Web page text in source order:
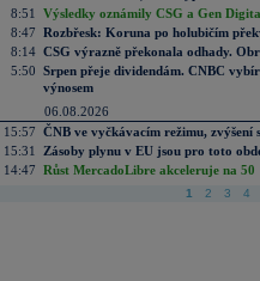
8:51
Výsledky oznámily CSG a Gen
8:47 Rozbřesk: Koruna po holubičím
8:14 CSG výrazně překonala odhady.
5:50 Srpen přeje dividendám. CNBC
výnosem
06.08.2026
15:57 ČNB ve vyčkávacím režimu, zvýšení
15:31
Zásoby plynu v EU jsou pro toto
14:47 Růst MercadoLibre akceleruje na
1 2 3 4